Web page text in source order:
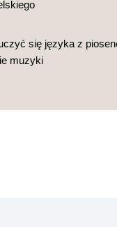
się języka z
muzyki